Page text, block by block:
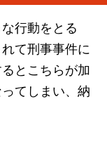
行動をとる
て刑事事件に
とこちらが加
てしまい、納